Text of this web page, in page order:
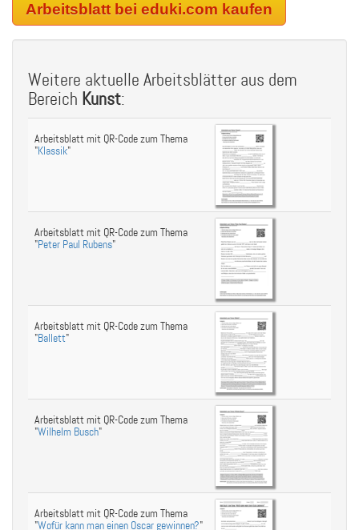
Arbeitsblatt bei eduki.com kaufen
Weitere aktuelle Arbeitsblätter aus dem
Bereich Kunst:
Arbeitsblatt mit QR-Code zum Thema
"Klassik"
Arbeitsblatt mit QR-Code zum Thema
"Peter Paul Rubens"
Arbeitsblatt mit QR-Code zum Thema
"Ballett"
Arbeitsblatt mit QR-Code zum Thema
"Wilhelm Busch"
Arbeitsblatt mit QR-Code zum Thema
"Wofür kann man einen Oscar gewinnen?"